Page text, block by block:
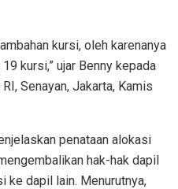
kursi, oleh karenanya
kursi,” ujar Benny kepada
Senayan, Jakarta, Kamis
penataan alokasi
hak-hak dapil
ke dapil lain. Menurutnya,